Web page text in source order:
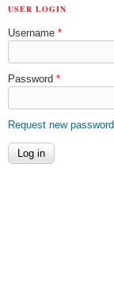
USER LOGIN
Username *
Password *
Request new password